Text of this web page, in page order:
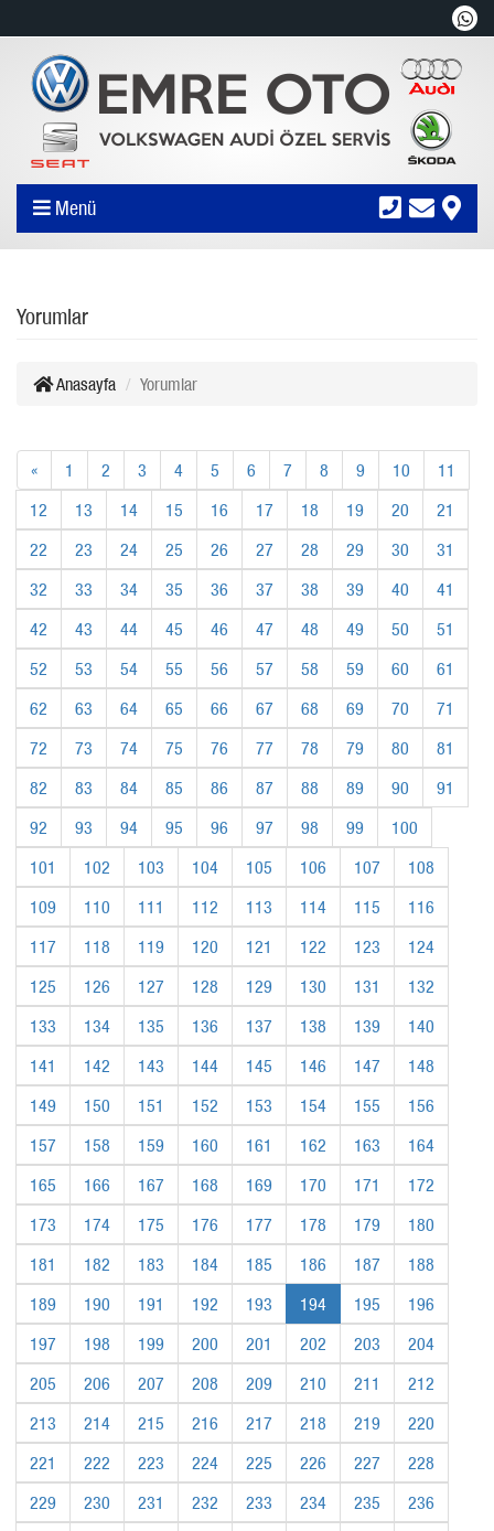
Menü
Yorumlar
Anasayfa Yorumlar
« 1 2 3 4 5 6 7 8 9 10
11
12
13 14 15 16 17 18 19 20
21
22
23 24 25 26 27 28 29 30
31
32
33 34 35 36 37 38 39 40
41
42
43 44 45 46 47 48 49 50
51
52
53 54 55 56 57 58 59 60
61
62
63 64 65 66 67 68 69 70
71
72
73 74 75 76 77 78 79 80
81
82
83 84 85 86 87 88 89 90
91
92
93 94 95 96 97 98 99
100
101
102 103 104 105 106 107
108
109
110 111 112 113 114 115
116
117
118 119 120 121 122 123
124
125
126 127 128 129 130 131
132
133
134 135 136 137 138 139
140
141
142 143 144 145 146 147
148
149
150 151 152 153 154 155
156
157
158 159 160 161 162 163
164
165
166 167 168 169 170 171
172
173
174 175 176 177 178 179
180
181
182 183 184 185 186 187
188
189
190 191 192 193 194 195
196
197
198 199 200 201 202 203
204
205
206 207 208 209 210 211
212
213
214 215 216 217 218 219
220
221
222 223 224 225 226 227
228
229
230 231 232 233 234 235
236